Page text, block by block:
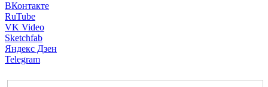
ВКонтакте
RuTube
VK Video
Sketchfab
Яндекс Дзен
Telegram